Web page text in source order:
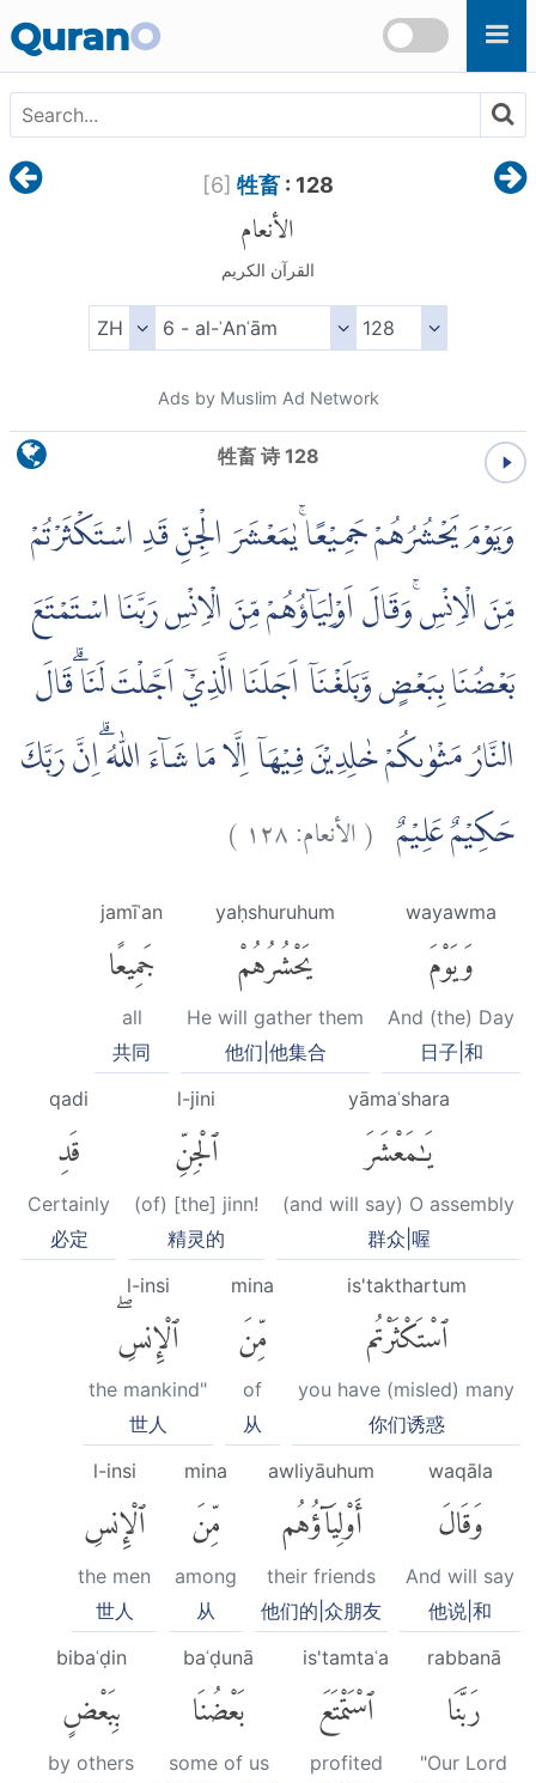
QuranO
[6] 牲畜: 128
الأنعام
القرآن الكريم
Ads by Muslim Ad Network
牲畜 诗 128
وَيَوْمَ يَحْشُرُهُمْ جَمِيْعًاۚ يٰمَعْشَرَ الْجِنِّ قَدِ اسْتَكْثَرْتُمْ
مِّنَ الْاِنْسِ ۚوَقَالَ اَوْلِيَاۤؤُهُمْ مِّنَ الْاِنْسِ رَبَّنَا اسْتَمْتَعَ
بَعْضُنَا بِبَعْضٍ وَّبَلَغْنَآ اَجَلَنَا الَّذِيْٓ اَجَّلْتَ لَنَا ۗقَالَ
النَّارُ مَثْوٰىكُمْ خٰلِدِيْنَ فِيْهَآ اِلَّا مَا شَاۤءَ اللّٰهُ ۗاِنَّ رَبَّكَ
حَكِيْمٌ عَلِيْمٌ (الأنعام:١٢٨ )
wayawma
وَيَوْمَ
And (the) Day
日子|和
yaḥshuruhum
يَحْشُرُهُمْ
He will gather them
他们|他集合
jamīʿan
جَمِيعًا
all
共同
yāmaʿshara
يَٰمَعْشَرَ
(and will say) O assembly
群众|喔
l-jini
ٱلْجِنِّ
(of) [the] jinn!
精灵的
qadi
قَدِ
Certainly
必定
is'takthartum
ٱسْتَكْثَرْتُم
you have (misled) many
你们诱惑
mina
مِّنَ
of
从
l-insi
ٱلْإِنسِۖ
the mankind"
世人
waqāla
وَقَالَ
And will say
他说|和
awliyāuhum
أَوْلِيَآؤُهُم
their friends
他们的|众朋友
mina
مِّنَ
among
从
l-insi
ٱلْإِنسِ
the men
世人
rabbanā
رَبَّنَا
"Our Lord
is'tamtaʿa
ٱسْتَمْتَعَ
profited
baʿḍunā
بَعْضُنَا
some of us
bibaʿḍin
بِبَعْضٍ
by others